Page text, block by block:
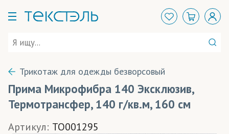
Трикотаж для одежды безворсовый
Прима Микрофибра 140 Эксклюзив,
Термотрансфер, 140 г/кв.м, 160 см
Артикул: TO001295